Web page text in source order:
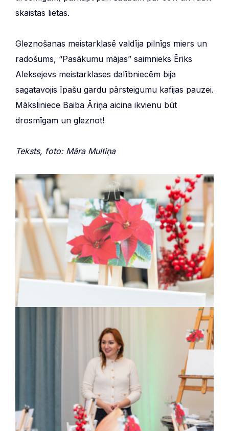
skaistas lietas.
Gleznošanas meistarklasē valdīja pilnīgs miers un
radošums, “Pasākumu mājas” saimnieks Ēriks
Aleksejevs meistarklases dalībniecēm bija
sagatavojis īpašu gardu pārsteigumu kafijas pauzei.
Māksliniece Baiba Āriņa aicina ikvienu būt
drosmīgam un gleznot!
Teksts, foto: Māra Multiņa